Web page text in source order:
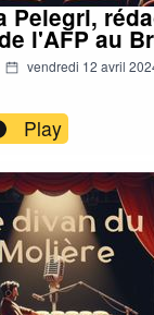
Pelegri,
l'AFP au
vendredi 12 avril
Play